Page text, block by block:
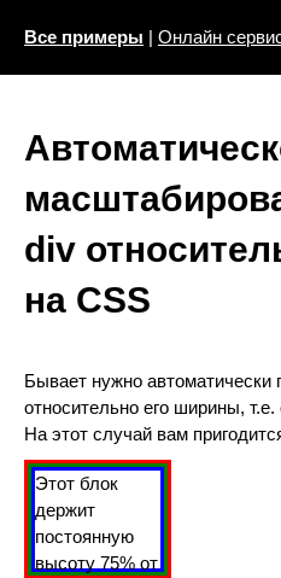
Все примеры | Онлайн
div
на CSS
Бывает нужно автоматически
относительно его ширины,
На этот случай вам
Этот блок
держит
постоянную
высоту 75% от